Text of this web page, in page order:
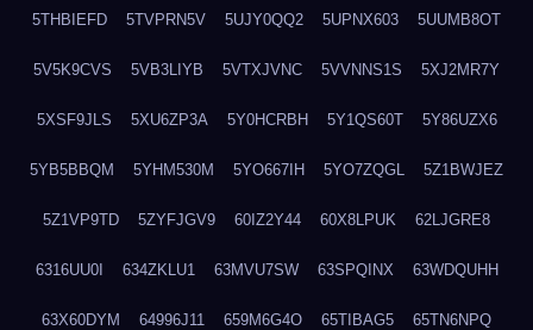
5THBIEFD 5TVPRN5V 5UJY0QQ2 5UPNX603 5UUMB8OT
5V5K9CVS 5VB3LIYB 5VTXJVNC 5VVNNS1S 5XJ2MR7Y
5XSF9JLS 5XU6ZP3A 5Y0HCRBH 5Y1QS60T 5Y86UZX6
5YB5BBQM 5YHM530M 5YO667IH 5YO7ZQGL 5Z1BWJEZ
5Z1VP9TD 5ZYFJGV9 60IZ2Y44 60X8LPUK 62LJGRE8
6316UU0I 634ZKLU1 63MVU7SW 63SPQINX 63WDQUHH
63X60DYM 64996J11 659M6G4O 65TIBAG5 65TN6NPQ